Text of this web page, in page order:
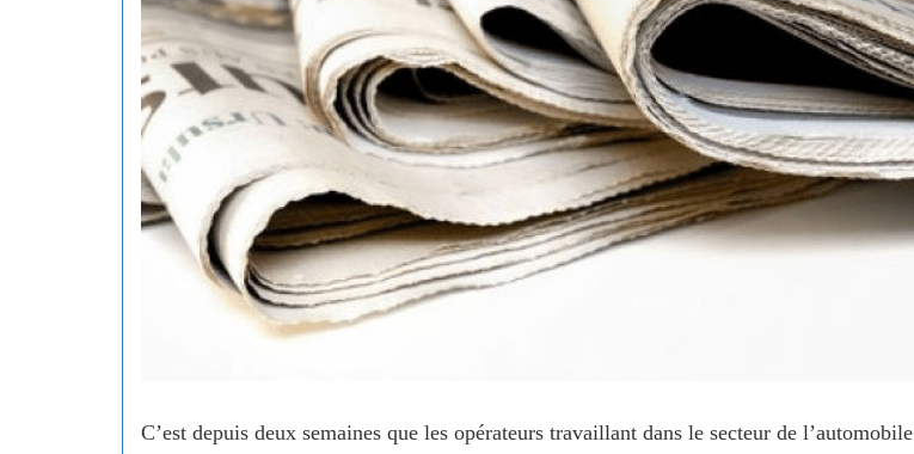
C’est depuis deux semaines que les opérateurs travaillant dans le secteur de l’automobile